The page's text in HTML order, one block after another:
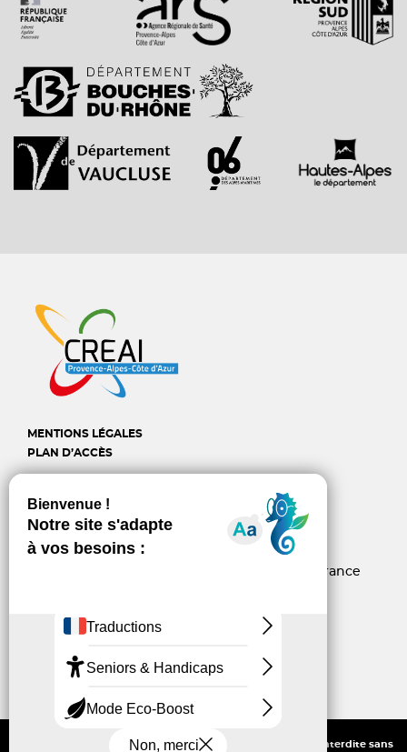
MENTIONS LÉGALES
PLAN D’ACCÈS
CREAI Provence-Alpes-
Côte d'Azur
6, rue d’Arcole - 13006 Marseille - France
Linkedin
Tous droits réservés - Reproduction partielle ou intégrale interdite sans